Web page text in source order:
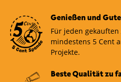
Genießen und
Für jeden
mindestens 5 Cent
Projekte.
Beste Qualität zu